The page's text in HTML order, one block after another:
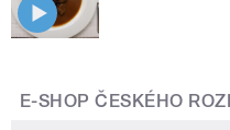
E-SHOP ČESKÉHO